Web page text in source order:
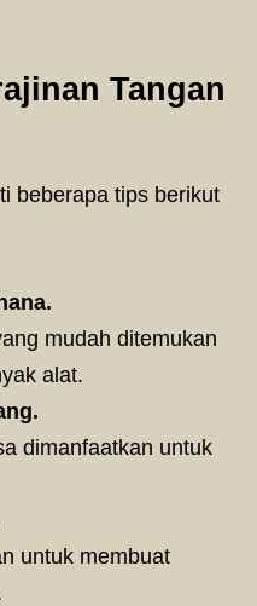
Tangan
beberapa tips berikut
mudah ditemukan
alat.
dimanfaatkan untuk
untuk membuat